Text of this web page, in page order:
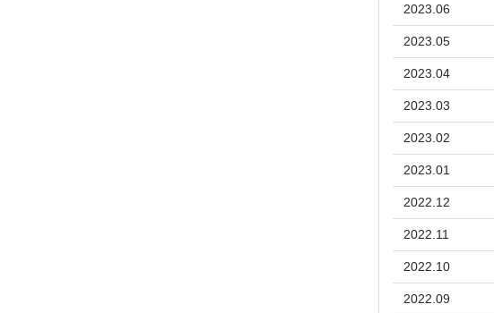
2023.06
2023.05
2023.04
2023.03
2023.02
2023.01
2022.12
2022.11
2022.10
2022.09